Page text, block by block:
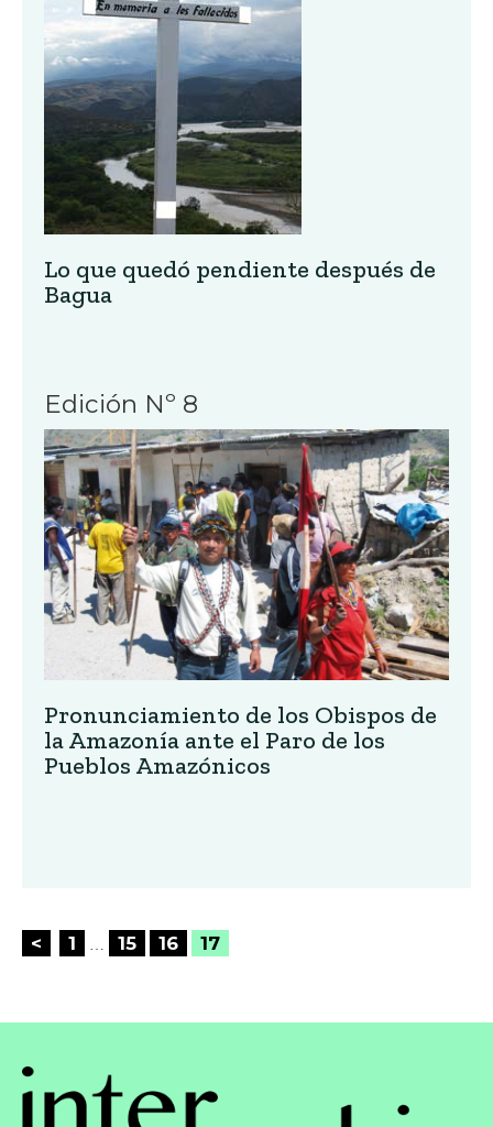
Lo que quedó pendiente después de
Bagua
Edición Nº 8
Pronunciamiento de los Obispos de
la Amazonía ante el Paro de los
Pueblos Amazónicos
Posts
< 1 … 15 16 17